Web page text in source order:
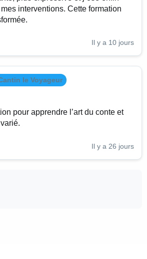
interventions. Cette formation
Il y a 10 jours
le Voyageur
pour apprendre l’art du conte et
Il y a 26 jours